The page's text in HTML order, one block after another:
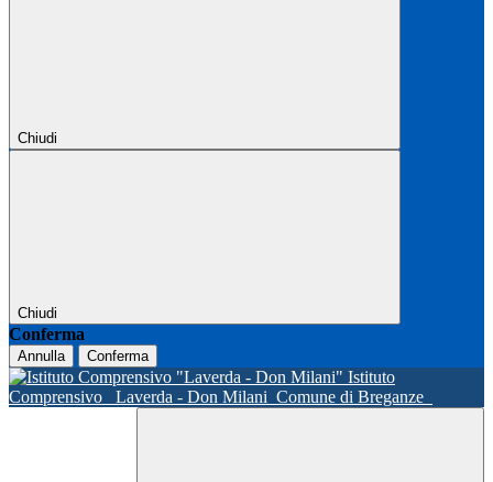
Chiudi
Chiudi
Conferma
Annulla Conferma
Istituto
Comprensivo
Laverda - Don Milani Comune di Breganze